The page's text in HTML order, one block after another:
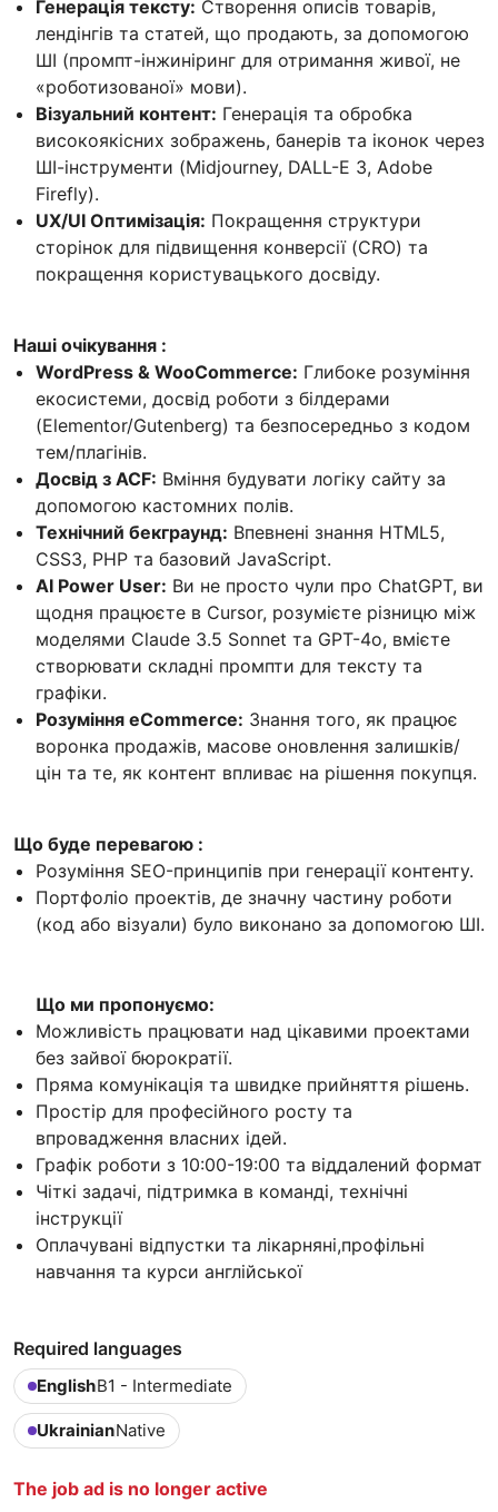
Генерація тексту: Створення описів товарів,
лендінгів та статей, що продають, за допомогою
ШІ (промпт-інжиніринг для отримання живої, не
«роботизованої» мови).
Візуальний контент: Генерація та обробка
високоякісних зображень, банерів та іконок через
ШІ-інструменти (Midjourney, DALL-E 3, Adobe
Firefly).
UX/UI Оптимізація: Покращення структури
сторінок для підвищення конверсії (CRO) та
покращення користувацького досвіду.
Наші очікування :
WordPress & WooCommerce: Глибоке розуміння
екосистеми, досвід роботи з білдерами
(Elementor/Gutenberg) та безпосередньо з кодом
тем/плагінів.
Досвід з ACF: Вміння будувати логіку сайту за
допомогою кастомних полів.
Технічний бекграунд: Впевнені знання HTML5,
CSS3, PHP та базовий JavaScript.
AI Power User: Ви не просто чули про ChatGPT, ви
щодня працюєте в Cursor, розумієте різницю між
моделями Claude 3.5 Sonnet та GPT-4o, вмієте
створювати складні промпти для тексту та
графіки.
Розуміння eCommerce: Знання того, як працює
воронка продажів, масове оновлення залишків/
цін та те, як контент впливає на рішення покупця.
Що буде перевагою :
Розуміння SEO-принципів при генерації контенту.
Портфоліо проектів, де значну частину роботи
(код або візуали) було виконано за допомогою ШІ.
Що ми пропонуємо:
Можливість працювати над цікавими проектами
без зайвої бюрократії.
Пряма комунікація та швидке прийняття рішень.
Простір для професійного росту та
впровадження власних ідей.
Графік роботи з 10:00-19:00 та віддалений формат
Чіткі задачі, підтримка в команді, технічні
інструкції
Оплачувані відпустки та лікарняні,профільні
навчання та курси англійської
Required languages
EnglishB1 - Intermediate
UkrainianNative
The job ad is no longer active